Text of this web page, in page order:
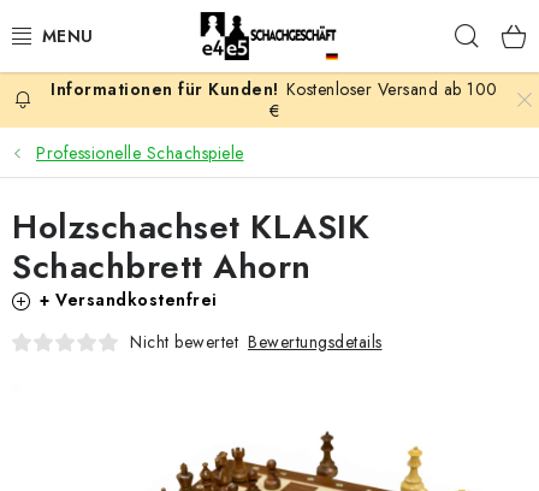
Inhalt
AKTION
SCHACHSPIELE
SCHACHFIGUREN
SCHACHBRETTER
SCHACHUHREN
SCHACH-ANTIQUITÄTENLADEN
Kostenloser Versand ab 100
€
Professionelle Schachspiele
Holzschachset KLASIK
Schachbrett Ahorn
+ Versandkostenfrei
Nicht bewertet Bewertungsdetails